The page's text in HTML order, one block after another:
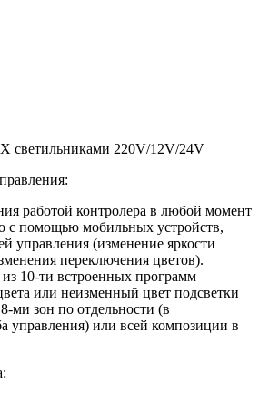
светильниками 220V/12V/24V
работой контролера в любой момент
с помощью мобильных устройств,
управления (изменение яркости
переключения цветов).
10-ти встроенных программ
или неизменный цвет подсветки
ми зон по отдельности (в
управления) или всей композиции в